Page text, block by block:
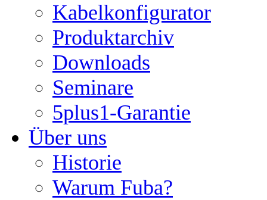
Kabelkonfigurator
Produktarchiv
Downloads
Seminare
5plus1-Garantie
Über uns
Historie
Warum Fuba?